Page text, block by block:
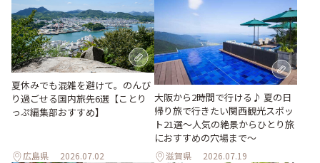
夏休みでも混雑を避けて。のんび
り過ごせる国内旅先6選【ことり
っぷ編集部おすすめ】
広島県 2026.07.02
大阪から2時間で行ける♪ 夏の日
帰り旅で行きたい関西観光スポッ
ト21選～人気の絶景からひとり旅
におすすめの穴場まで～
滋賀県 2026.07.19